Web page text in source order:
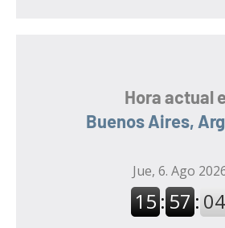
Hora actual
Buenos Aires,